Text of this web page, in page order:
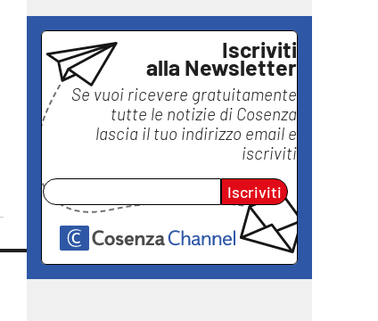
Iscriviti
alla Newsletter
Se vuoi ricevere gratuitamente
tutte le notizie di Cosenza
lascia il tuo indirizzo email e
iscriviti
Iscriviti